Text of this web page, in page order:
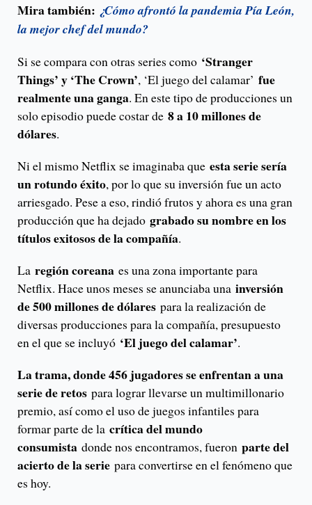
Mira también: ¿Cómo afrontó la pandemia Pía León,
la mejor chef del mundo?
Si se compara con otras series como ‘Stranger
Things’ y ‘The Crown’, ‘El juego del calamar’ fue
realmente una ganga. En este tipo de producciones un
solo episodio puede costar de 8 a 10 millones de
dólares.
Ni el mismo Netflix se imaginaba que esta serie sería
un rotundo éxito, por lo que su inversión fue un acto
arriesgado. Pese a eso, rindió frutos y ahora es una gran
producción que ha dejado grabado su nombre en los
títulos exitosos de la compañía.
La región coreana es una zona importante para
Netflix. Hace unos meses se anunciaba una inversión
de 500 millones de dólares para la realización de
diversas producciones para la compañía, presupuesto
en el que se incluyó ‘El juego del calamar’.
La trama, donde 456 jugadores se enfrentan a una
serie de retos para lograr llevarse un multimillonario
premio, así como el uso de juegos infantiles para
formar parte de la crítica del mundo
consumista donde nos encontramos, fueron parte del
acierto de la serie para convertirse en el fenómeno que
es hoy.